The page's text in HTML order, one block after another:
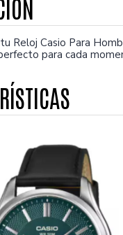
Reloj Casio Para
para cada